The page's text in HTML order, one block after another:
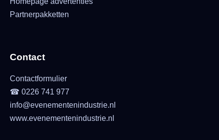
Partnerpakketten
Contact
Contactformulier
☎ 0226 741 977
info@evenementenindustrie.nl
www.evenementenindustrie.nl